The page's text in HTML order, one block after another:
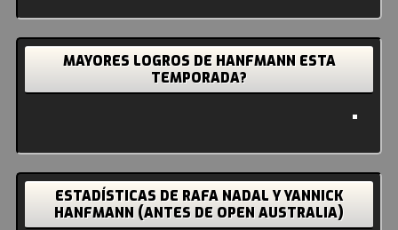
MAYORES LOGROS DE HANFMANN ESTA
TEMPORADA?
ESTADÍSTICAS DE RAFA NADAL Y YANNICK
HANFMANN (ANTES DE OPEN AUSTRALIA)